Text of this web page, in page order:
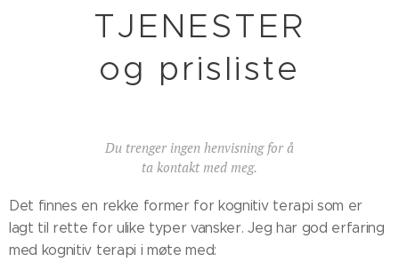
TJENESTER
og prisliste
Du trenger ingen henvisning for å
ta kontakt med meg.
Det finnes en rekke former for kognitiv terapi som er
lagt til rette for ulike typer vansker. Jeg har god erfaring
med kognitiv terapi i møte med: